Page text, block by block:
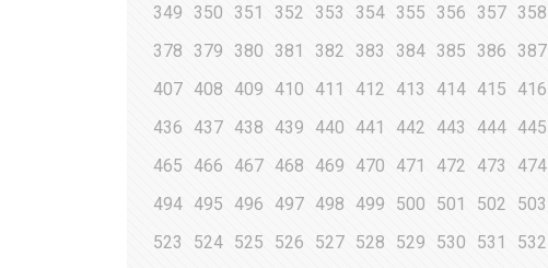
349
350 351 352 353 354 355 356 357 358
378
379 380 381 382 383 384 385 386 387
407 408 409 410 411 412 413 414 415 416
436
437 438 439 440 441 442 443 444 445
465
466 467 468 469 470 471 472 473 474
494 495 496 497 498 499 500 501 502 503
523
524 525 526 527 528 529 530 531 532